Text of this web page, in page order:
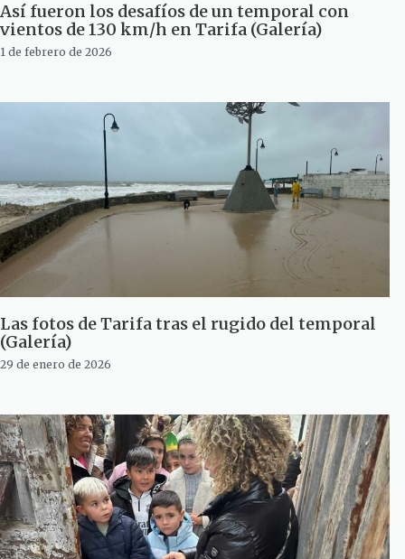
Así fueron los desafíos de un temporal con
vientos de 130 km/h en Tarifa (Galería)
1 de febrero de 2026
Las fotos de Tarifa tras el rugido del temporal
(Galería)
29 de enero de 2026